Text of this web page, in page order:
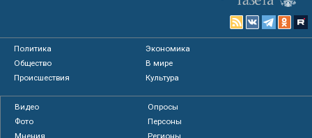
Политика
Экономика
Общество
В мире
Происшествия
Культура
Видео
Опросы
Фото
Персоны
Мнения
Регионы